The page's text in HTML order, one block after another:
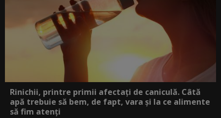
Rinichii, printre primii afectați de caniculă. Câtă
apă trebuie să bem, de fapt, vara și la ce alimente
să fim atenți